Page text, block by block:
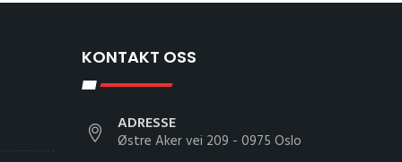
KONTAKT OSS
ADRESSE
Østre Aker vei 209 - 0975 Oslo